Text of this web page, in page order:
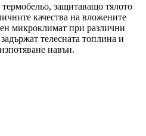
защитаващо тялото
качества на вложените
микроклимат при различни
телесната топлина и
навън.